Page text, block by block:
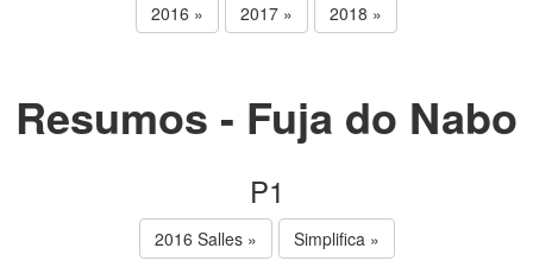
2016 » 2017 » 2018 »
Resumos - Fuja do Nabo
P1
2016 Salles » Simplifica »